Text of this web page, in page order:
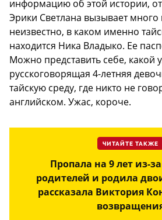
информацию об этой истории,
Эрики Светлана вызывает
неизвестно, в каком именно
находится Ника Владыко. Ее
Можно представить себе, какой
русскоговорящая 4-летняя
тайскую среду, где никто не
английском. Ужас, короче.
ЧИТАЙТЕ ТАКЖЕ
Пропала на 9 лет из-
родителей и родила
рассказала Виктория